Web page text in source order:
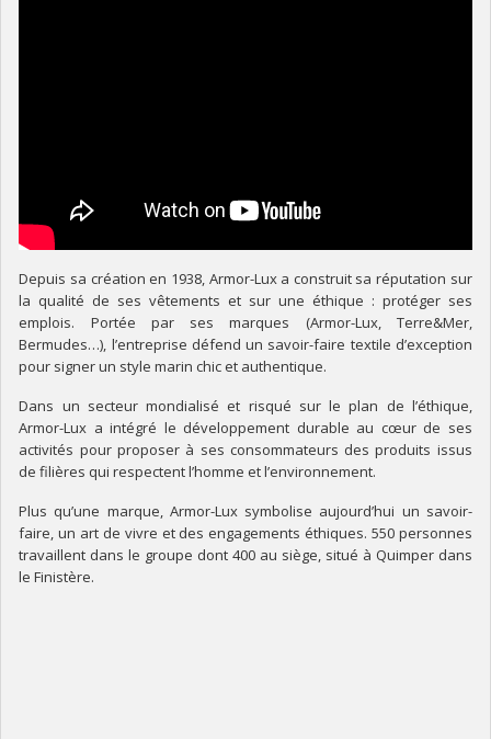
Depuis sa création en 1938, Armor-Lux a construit sa réputation sur
la qualité de ses vêtements et sur une éthique : protéger ses
emplois. Portée par ses marques (Armor-Lux, Terre&Mer,
Bermudes…), l’entreprise défend un savoir-faire textile d’exception
pour signer un style marin chic et authentique.
Dans un secteur mondialisé et risqué sur le plan de l’éthique,
Armor-Lux a intégré le développement durable au cœur de ses
activités pour proposer à ses consommateurs des produits issus
de filières qui respectent l’homme et l’environnement.
Plus qu’une marque, Armor-Lux symbolise aujourd’hui un savoir-
faire, un art de vivre et des engagements éthiques. 550 personnes
travaillent dans le groupe dont 400 au siège, situé à Quimper dans
le Finistère.